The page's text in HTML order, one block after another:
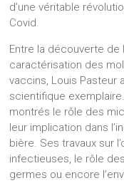
d’une véritable
Covid.
Entre la découverte de
caractérisation des
vaccins, Louis Pasteur
scientifique
montrés le rôle des
leur implication dans
bière. Ses travaux sur
infectieuses, le rôle
germes ou encore